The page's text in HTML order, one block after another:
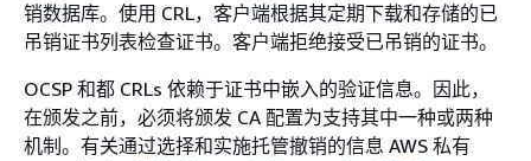
销数据库。使用 CRL，客户端根据其定期下载和存储的已
吊销证书列表检查证书。客户端拒绝接受已吊销的证书。
OCSP 和都 CRLs 依赖于证书中嵌入的验证信息。因此，
在颁发之前，必须将颁发 CA 配置为支持其中一种或两种
机制。有关通过选择和实施托管撤销的信息 AWS 私有